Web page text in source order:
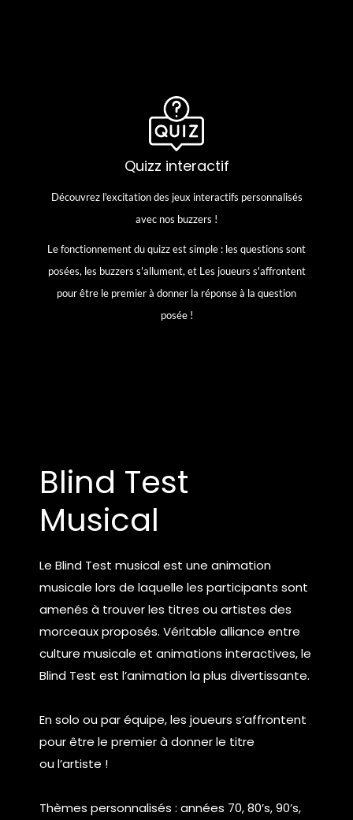
Quizz interactif
Découvrez l'excitation des jeux interactifs personnalisés
avec nos buzzers !
Le fonctionnement du quizz est simple : les questions sont
posées, les buzzers s'allument, et Les joueurs s'affrontent
pour être le premier à donner la réponse à la question
posée !
Quizz interactif
Découvrez l'excitation des jeux interactifs personnalisés
avec nos buzzers !
sont posées, les buzzers s'allument, et Les joueurs
s'affrontent pour être le premier à donner la réponse à la
question posée !
Blind Test
Musical
Le Blind Test musical est une animation
musicale lors de laquelle les participants sont
amenés à trouver les titres ou artistes des
morceaux proposés. Véritable alliance entre
culture musicale et animations interactives, le
Blind Test est l’animation la plus divertissante.
En solo ou par équipe, les joueurs s’affrontent
pour être le premier à donner le titre
ou l’artiste !
Thèmes personnalisés : années 70, 80’s, 90’s,